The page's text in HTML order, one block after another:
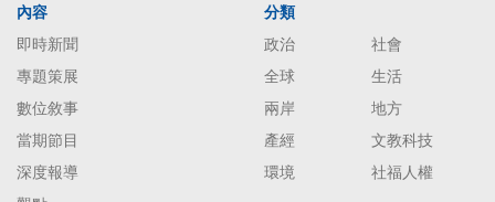
內容
即時新聞
專題策展
數位敘事
當期節目
深度報導
分類
政治
社會
全球
生活
兩岸
地方
產經
文教科技
環境
社福人權